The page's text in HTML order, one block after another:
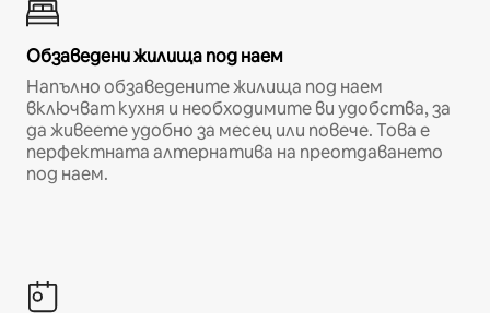
Обзаведени жилища под наем
Напълно обзаведените жилища под наем
включват кухня и необходимите ви удобства, за
да живеете удобно за месец или повече. Това е
перфектната алтернатива на преотдаването
под наем.